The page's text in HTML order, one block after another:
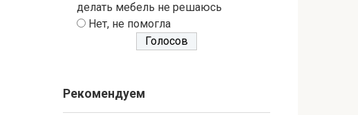
делать мебель не решаюсь
Нет, не помогла
Рекомендуем